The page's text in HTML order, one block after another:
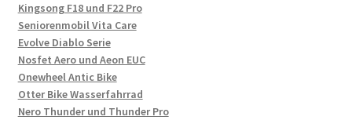
Kingsong F18 und F22 Pro
Seniorenmobil Vita Care
Evolve Diablo Serie
Nosfet Aero und Aeon EUC
Onewheel Antic Bike
Otter Bike Wasserfahrrad
Nero Thunder und Thunder Pro